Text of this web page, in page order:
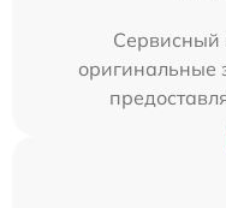
Сервисный
оригинальные